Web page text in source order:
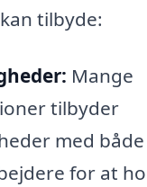
tilbyde:
Mange
tilbyder
med
for at